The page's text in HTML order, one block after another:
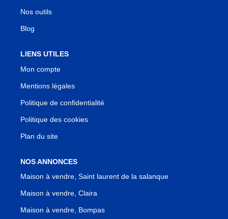
Nos outils
Blog
LIENS UTILES
Mon compte
Mentions légales
Politique de confidentialité
Politique des cookies
Plan du site
NOS ANNONCES
Maison à vendre, Saint laurent de la salanque
Maison à vendre, Claira
Maison à vendre, Bompas